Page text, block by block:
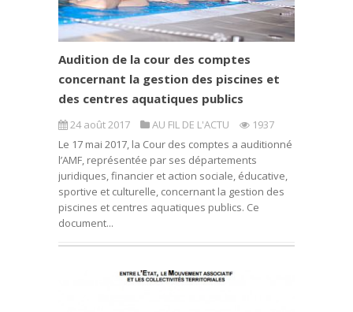
Audition de la cour des comptes
concernant la gestion des piscines et
des centres aquatiques publics
24 août 2017 AU FIL DE L'ACTU
1937
Le 17 mai 2017, la Cour des comptes a auditionné
l’AMF, représentée par ses départements
juridiques, financier et action sociale, éducative,
sportive et culturelle, concernant la gestion des
piscines et centres aquatiques publics. Ce
document...